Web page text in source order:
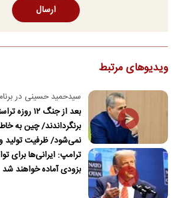
ارسال
ویدیوهای مرتبط
سیدحمید حسینی در
بعد از جنگ
برنگرداندند/ چین به
نمی‌شود/ ظرفیت تولید
نفت در محاصره را داریم
ترامپ: ایرانی‌ها برای
بزودی آماده خواهند شد